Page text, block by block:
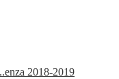
2018-2019